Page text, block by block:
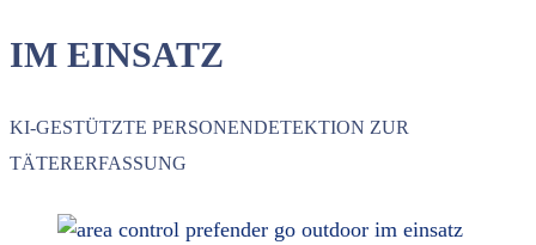
IM EINSATZ
KI-GESTÜTZTE PERSONENDETEKTION ZUR
TÄTERERFASSUNG